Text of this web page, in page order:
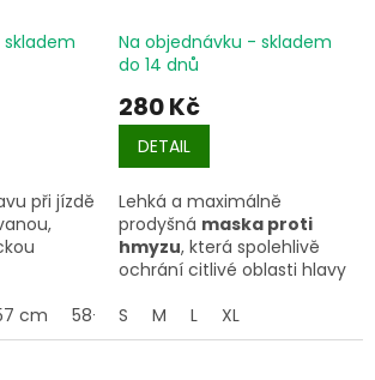
při jízdě
cm 58-61 cm 58-60 cm
Na objednávku - skladem
do 14 dnů
280 Kč
DETAIL
Lehká a maximálně
prodyšná maska proti
hmyzu, která spolehlivě
ochrání citlivé oblasti hlavy
S
M L XL